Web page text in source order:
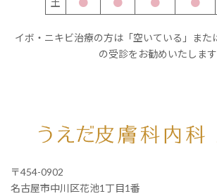
イボ・ニキビ治療の方は「空いている」また
の受診をお勧めいたします
〒454-0902
名古屋市中川区花池1丁目1番